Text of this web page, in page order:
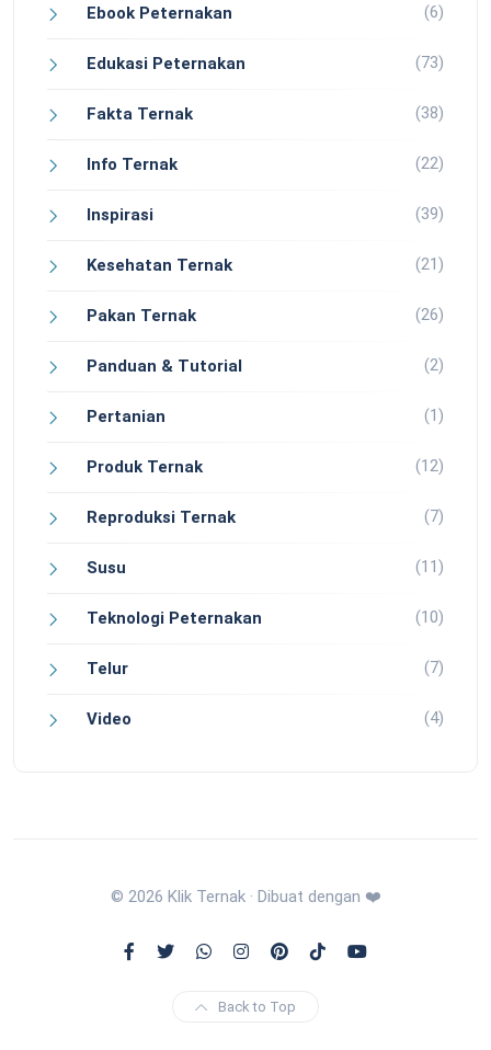
Ebook Peternakan (6)
Edukasi Peternakan (73)
Fakta Ternak (38)
Info Ternak (22)
Inspirasi (39)
Kesehatan Ternak (21)
Pakan Ternak (26)
Panduan & Tutorial (2)
Pertanian (1)
Produk Ternak (12)
Reproduksi Ternak (7)
Susu (11)
Teknologi Peternakan (10)
Telur (7)
Video (4)
© 2026 Klik Ternak · Dibuat dengan ❤️
Back to Top